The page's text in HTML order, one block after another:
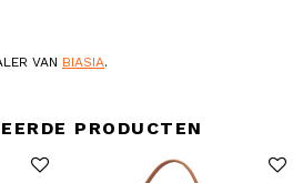
VAN BIASIA.
PRODUCTEN